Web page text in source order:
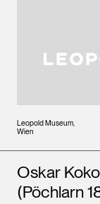
Leopold Museum,
Wien
Künstler*innen
Oskar
(Pöchlarn